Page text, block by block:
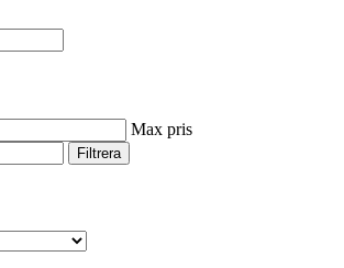
Max pris
Filtrera